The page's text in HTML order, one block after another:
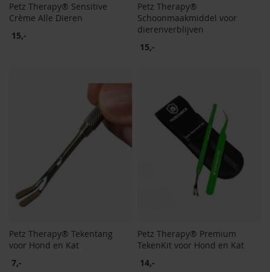
Petz Therapy® Sensitive
Crème Alle Dieren
15,-
Petz Therapy®
Schoonmaakmiddel voor
dierenverblijven
15,-
Petz Therapy® Tekentang
voor Hond en Kat
7,-
Petz Therapy® Premium
TekenKit voor Hond en Kat
14,-